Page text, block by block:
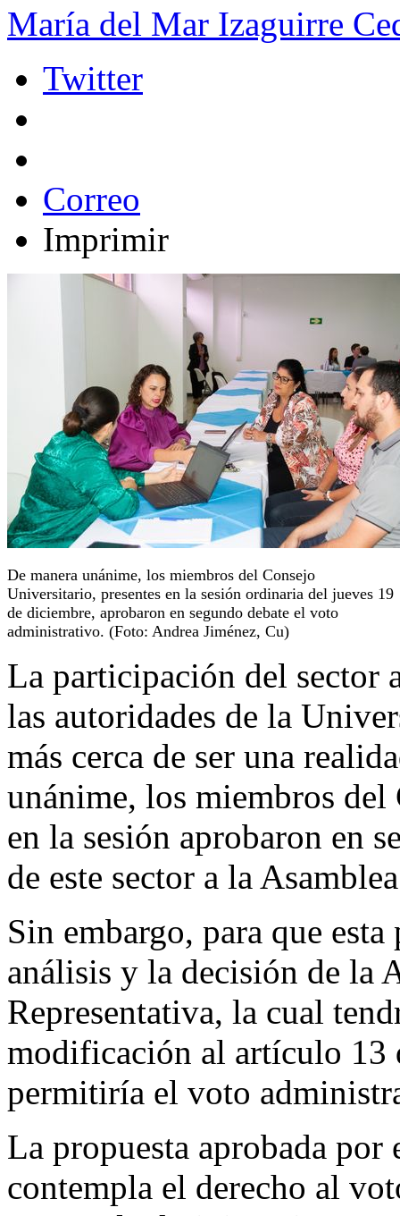
María del Mar Izaguirre
Twitter
Correo
Imprimir
De manera unánime, los miembros del Consejo
Universitario, presentes en la sesión ordinaria del jueves 19
de diciembre, aprobaron en segundo debate el voto
administrativo. (Foto: Andrea Jiménez, Cu)
La participación del sector
las autoridades de la
más cerca de ser una
unánime, los miembros
en la sesión aprobaron en
de este sector a la
Sin embargo, para que
análisis y la decisión de la
Representativa, la cual
modificación al artículo
permitiría el voto
La propuesta aprobada
contempla el derecho al